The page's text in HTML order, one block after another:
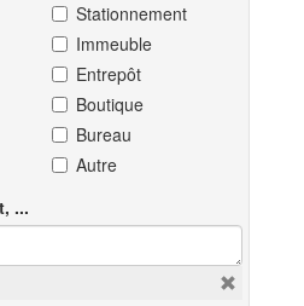
Stationnement
Immeuble
Entrepôt
Boutique
Bureau
Autre
...